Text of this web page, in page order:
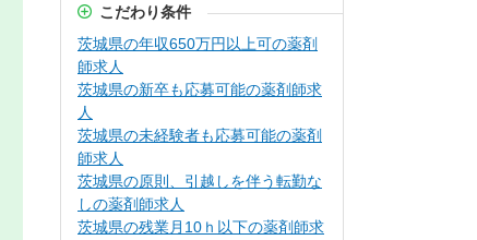
こだわり条件
茨城県の年収650万円以上可の薬剤
師求人
茨城県の新卒も応募可能の薬剤師求
人
茨城県の未経験者も応募可能の薬剤
師求人
茨城県の原則、引越しを伴う転勤な
しの薬剤師求人
茨城県の残業月10ｈ以下の薬剤師求